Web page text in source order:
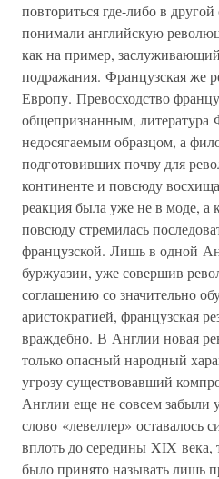
повториться где-либо в
понимали английскую
как на пример, заслуживающий
подражания. Французская же
Европу. Превосходство
общепризнанным, литература
недосягаемым образцом, а
подготовивших почву для
континенте и повсюду
реакция была уже не в моде, а
повсюду стремилась
французской. Лишь в одной
буржуазии, уже совершив
соглашению со значительно
аристократией, французская
враждебно. В Англии новая
только опасный народный
угрозу существовавший
Англии еще не совсем забыли
слово «левеллер» оставалось
вплоть до середины XIX века,
было принято называть лишь